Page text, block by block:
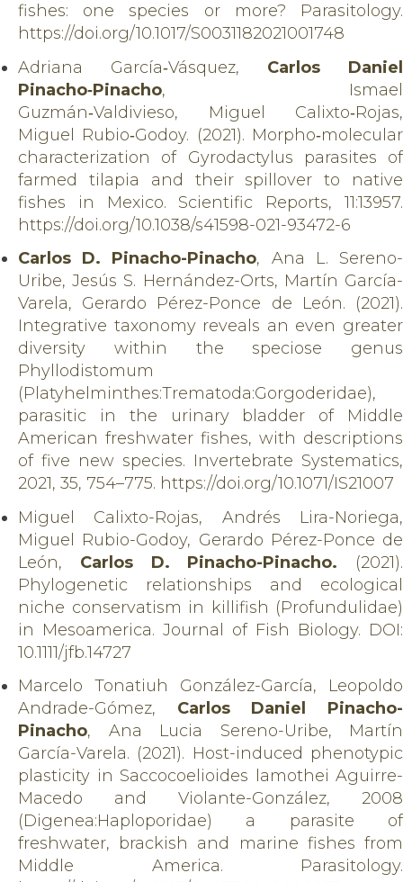
fishes: one species or more? Parasitology.
https://doi.org/10.1017/S0031182021001748
Adriana García‑Vásquez, Carlos Daniel
Pinacho‑Pinacho, Ismael
Guzmán‑Valdivieso,
Miguel Calixto‑Rojas,
Miguel Rubio‑Godoy. (2021). Morpho‑molecular
characterization of Gyrodactylus parasites of
farmed tilapia and their spillover to native
fishes in Mexico. Scientific Reports, 11:13957.
https://doi.org/10.1038/s41598-021-93472-6
Carlos D. Pinacho-Pinacho, Ana L. Sereno-
Uribe, Jesús S. Hernández-Orts, Martín García-
Varela, Gerardo Pérez-Ponce de León. (2021).
Integrative taxonomy reveals an even greater
diversity within the speciose genus
Phyllodistomum
(Platyhelminthes:Trematoda:Gorgoderidae),
parasitic in the urinary bladder of Middle
American freshwater fishes, with descriptions
of five new species. Invertebrate Systematics,
2021, 35, 754–775. https://doi.org/10.1071/IS21007
Miguel Calixto-Rojas, Andrés Lira-Noriega,
Miguel Rubio-Godoy, Gerardo Pérez-Ponce de
León, Carlos D. Pinacho-Pinacho. (2021).
Phylogenetic relationships and ecological
niche conservatism in killifish (Profundulidae)
in Mesoamerica. Journal of Fish Biology. DOI:
10.1111/jfb.14727
Marcelo Tonatiuh González-García, Leopoldo
Andrade-Gómez, Carlos Daniel Pinacho-
Pinacho, Ana Lucia Sereno-Uribe, Martín
García-Varela. (2021). Host-induced phenotypic
plasticity in Saccocoelioides lamothei Aguirre-
Macedo and Violante-González, 2008
(Digenea:Haploporidae) a parasite of
freshwater, brackish and marine fishes from
Middle America. Parasitology.